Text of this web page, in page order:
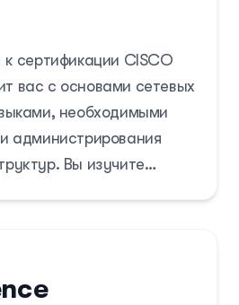
и воплотить свои
в жизнь.
к сертификации CISCO
вас с основами сетевых
необходимыми
администрирования
Вы изучите